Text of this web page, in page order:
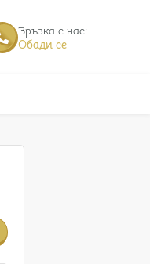
Връзка с нас:
Обади се